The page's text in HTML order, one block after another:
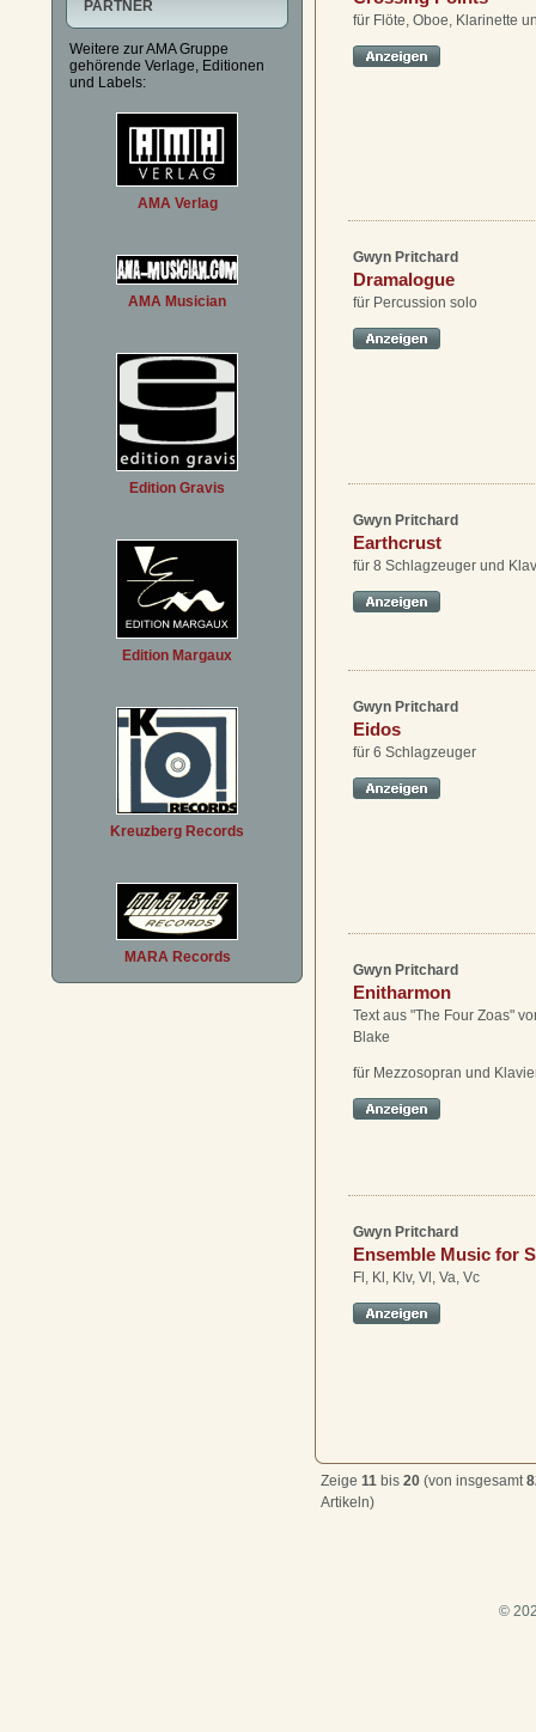
PARTNER
Weitere zur AMA Gruppe
gehörende Verlage, Editionen
und Labels:
AMA Verlag
AMA Musician
Edition Gravis
Edition Margaux
Kreuzberg Records
MARA Records
für Flöte, Oboe, Klarinette
Gwyn Pritchard
Dramalogue
für Percussion solo
Gwyn Pritchard
Earthcrust
für 8 Schlagzeuger und
Gwyn Pritchard
Eidos
für 6 Schlagzeuger
Gwyn Pritchard
Enitharmon
Text aus "The Four Zoas"
Blake
für Mezzosopran und
Gwyn Pritchard
Ensemble Music for
Fl, Kl, Klv, Vl, Va, Vc
Zeige 11 bis 20 (von insgesamt
Artikeln)
©